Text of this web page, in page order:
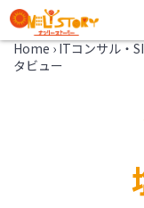
Home › ITコンサル・
タビュー